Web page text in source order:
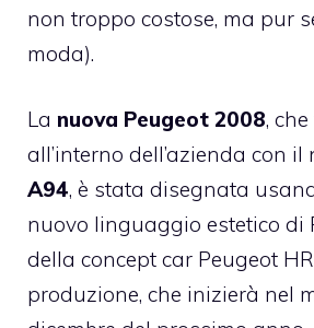
non troppo costose, ma pur
moda).
La nuova Peugeot 2008,
all’interno dell’azienda con il
A94, è stata disegnata
nuovo linguaggio estetico di
della concept car Peugeot
produzione, che inizierà nel